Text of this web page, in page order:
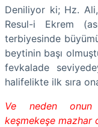
Deniliyor ki; Hz.
Resul-i Ekrem
terbiyesinde
beytinin başı
fevkalade
halifelikte ilk sıra
Ve neden onun
keşmekeşe mazhar